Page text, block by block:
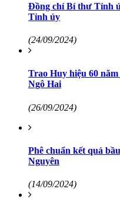
Đồng chí Bí thư Tỉnh
Tỉnh ủy
(24/09/2024)
Trao Huy hiệu 60
Ngô Hai
(26/09/2024)
Phê chuẩn kết quả
Nguyên
(14/09/2024)